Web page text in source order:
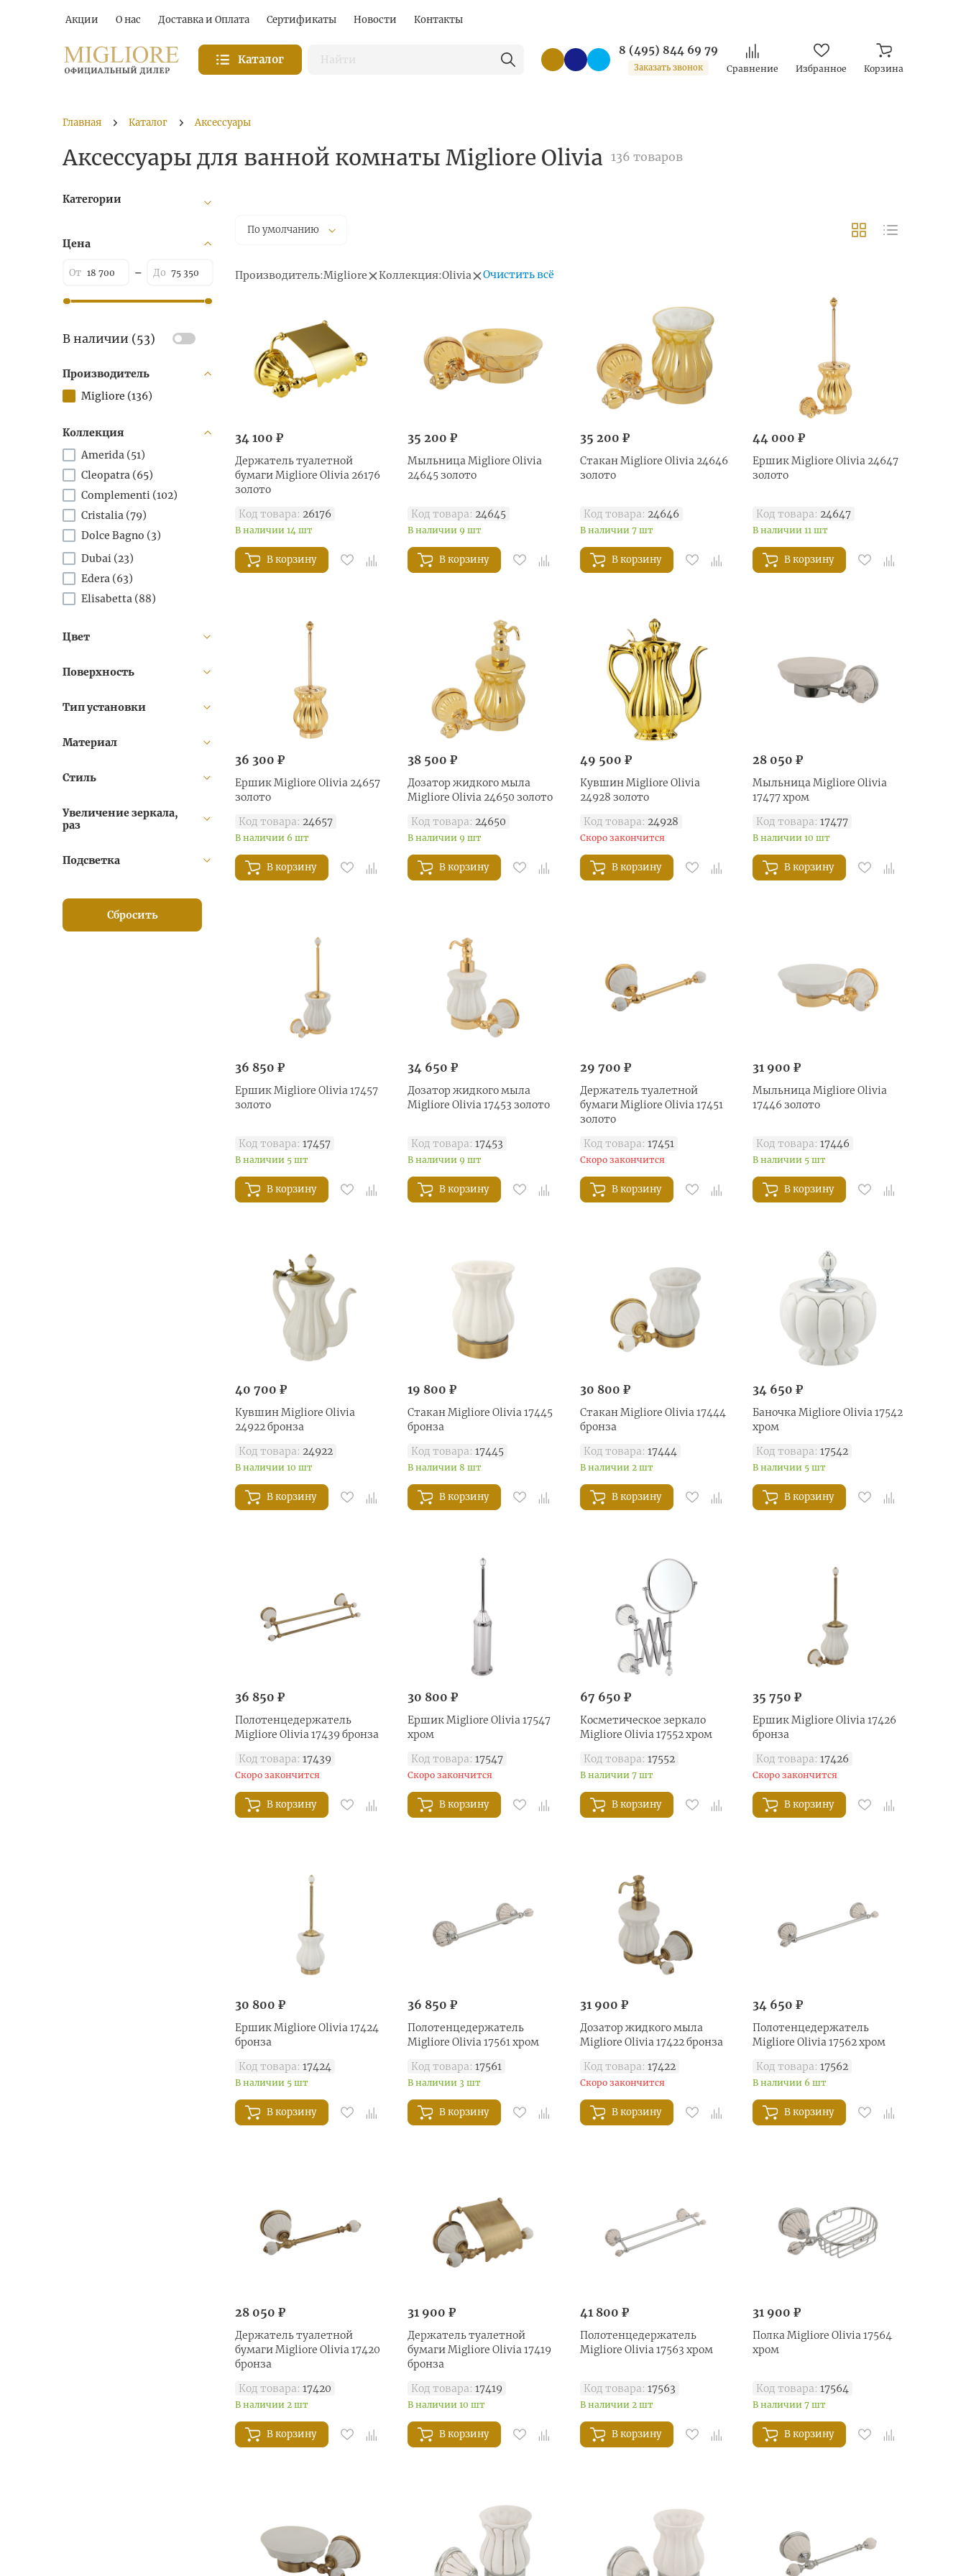
Акции О нас Доставка и Оплата Сертификаты Новости Контакты
Каталог
8 (495) 844 69 79
Заказать звонок Сравнение Избранное Корзина
Главная Каталог Аксессуары
Аксессуары для ванной комнаты Migliore Olivia 136 товаров
По умолчанию
Производитель:Migliore Коллекция:Olivia Очистить всё
34 100 ₽
Держатель туалетной
бумаги Migliore Olivia 26176
золото
Код товара: 26176
В наличии 14 шт
В корзину
35 200 ₽
Mыльница Migliore Olivia
24645 золото
Код товара: 24645
В наличии 9 шт
В корзину
35 200 ₽
Стакан Migliore Olivia 24646
золото
Код товара: 24646
В наличии 7 шт
В корзину
44 000 ₽
Ершик Migliore Olivia 24647
золото
Код товара: 24647
В наличии 11 шт
В корзину
36 300 ₽
Ершик Migliore Olivia 24657
золото
Код товара: 24657
В наличии 6 шт
В корзину
38 500 ₽
Дозатор жидкого мыла
Migliore Olivia 24650 золото
Код товара: 24650
В наличии 9 шт
В корзину
49 500 ₽
Кувшин Migliore Olivia
24928 золото
Код товара: 24928
Скоро закончится
В корзину
28 050 ₽
Mыльница Migliore Olivia
17477 хром
Код товара: 17477
В наличии 10 шт
В корзину
36 850 ₽
Ершик Migliore Olivia 17457
золото
Код товара: 17457
В наличии 5 шт
В корзину
34 650 ₽
Дозатор жидкого мыла
Migliore Olivia 17453 золото
Код товара: 17453
В наличии 9 шт
В корзину
29 700 ₽
Держатель туалетной
бумаги Migliore Olivia 17451
золото
Код товара: 17451
Скоро закончится
В корзину
31 900 ₽
Mыльница Migliore Olivia
17446 золото
Код товара: 17446
В наличии 5 шт
В корзину
40 700 ₽
Кувшин Migliore Olivia
24922 бронза
Код товара: 24922
В наличии 10 шт
В корзину
19 800 ₽
Стакан Migliore Olivia 17445
бронза
Код товара: 17445
В наличии 8 шт
В корзину
30 800 ₽
Стакан Migliore Olivia 17444
бронза
Код товара: 17444
В наличии 2 шт
В корзину
34 650 ₽
Баночка Migliore Olivia 17542
хром
Код товара: 17542
В наличии 5 шт
В корзину
36 850 ₽
Полотенцедержатель
Migliore Olivia 17439 бронза
Код товара: 17439
Скоро закончится
В корзину
30 800 ₽
Ершик Migliore Olivia 17547
хром
Код товара: 17547
Скоро закончится
В корзину
67 650 ₽
Косметическое зеркало
Migliore Olivia 17552 хром
Код товара: 17552
В наличии 7 шт
В корзину
35 750 ₽
Ершик Migliore Olivia 17426
бронза
Код товара: 17426
Скоро закончится
В корзину
30 800 ₽
Ершик Migliore Olivia 17424
бронза
Код товара: 17424
В наличии 5 шт
В корзину
36 850 ₽
Полотенцедержатель
Migliore Olivia 17561 хром
Код товара: 17561
В наличии 3 шт
В корзину
31 900 ₽
Дозатор жидкого мыла
Migliore Olivia 17422 бронза
Код товара: 17422
Скоро закончится
В корзину
34 650 ₽
Полотенцедержатель
Migliore Olivia 17562 хром
Код товара: 17562
В наличии 6 шт
В корзину
28 050 ₽
Держатель туалетной
бумаги Migliore Olivia 17420
бронза
Код товара: 17420
В наличии 2 шт
В корзину
31 900 ₽
Держатель туалетной
бумаги Migliore Olivia 17419
бронза
Код товара: 17419
В наличии 10 шт
В корзину
41 800 ₽
Полотенцедержатель
Migliore Olivia 17563 хром
Код товара: 17563
В наличии 2 шт
В корзину
31 900 ₽
Полка Migliore Olivia 17564
хром
Код товара: 17564
В наличии 7 шт
В корзину
Категории
Цена
В наличии (53)
Производитель
Migliore (136)
Коллекция
Amerida (51)
Cleopatra (65)
Complementi (102)
Cristalia (79)
Dolce Bagno (3)
Dubai (23)
Edera (63)
Elisabetta (88)
Fortuna (
Luxor (42)
Montecarlo (
Provance (
Цвет
Поверхность
Тип установки
Материал
Стиль
Увеличение зеркала,
раз
Подсветка
Сбросить